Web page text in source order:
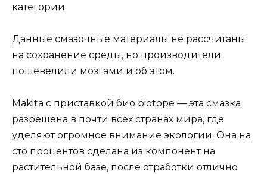
категории.
Данные смазочные материалы не рассчитаны
на сохранение среды, но производители
пошевелили мозгами и об этом.
Makita с приставкой био biotope — эта смазка
разрешена в почти всех странах мира, где
уделяют огромное внимание экологии. Она на
сто процентов сделана из компонент на
растительной базе, после отработки отлично